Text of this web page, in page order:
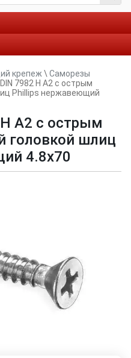
крепеж \ Саморезы
7982 H A2 с острым
Phillips нержавеющий
A2 с острым
головкой шлиц
4.8x70